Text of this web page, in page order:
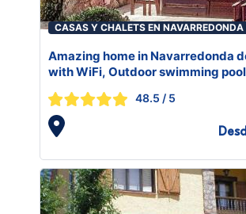
CASAS Y CHALETS EN NAVARREDONDA
Amazing home in Navarredonda
with WiFi, Outdoor swimming
48.5 / 5